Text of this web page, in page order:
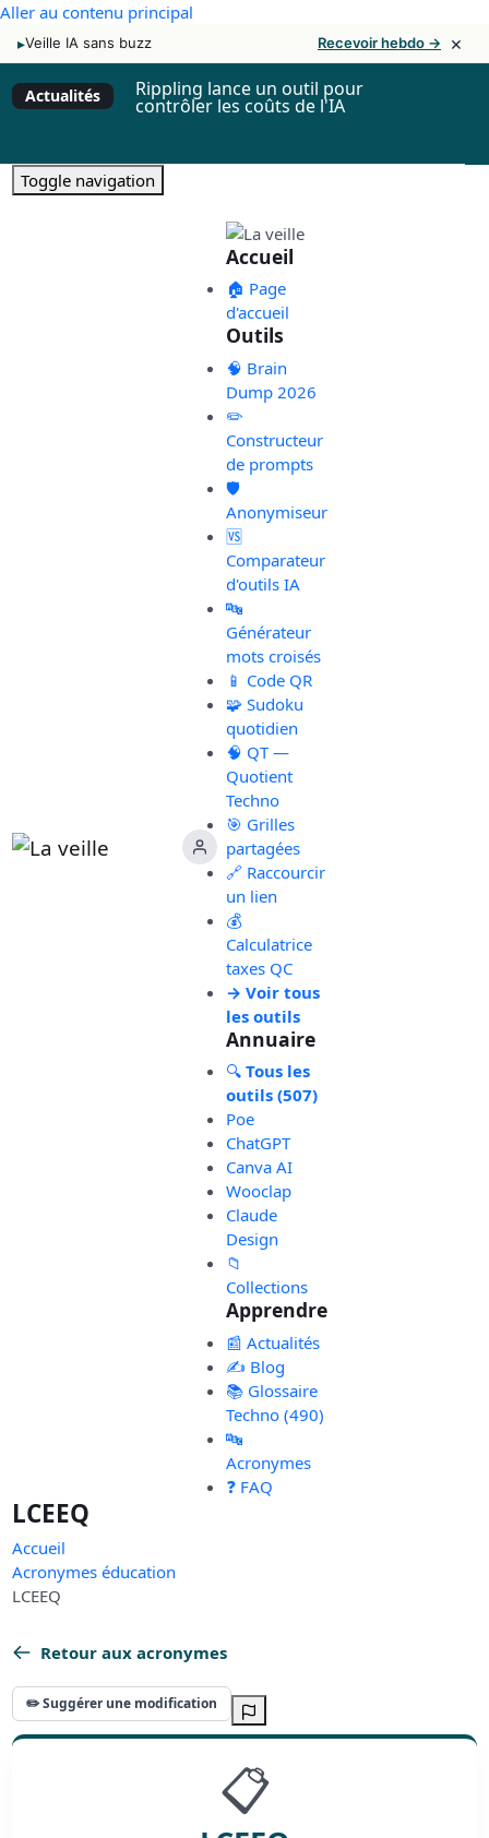
Aller au contenu principal
▸Veille IA sans buzz Recevoir hebdo → ×
Actualités Rippling lance un outil pour
contrôler les coûts de l'IA
Toggle navigation
Accueil
🏠 Page
d'accueil
Outils
🧠 Brain
Dump 2026
✏️
Constructeur
de prompts
🛡️
Anonymiseur
🆚
Comparateur
d'outils IA
🔤
Générateur
mots croisés
📱 Code QR
🧩 Sudoku
quotidien
🧠 QT —
Quotient
Techno
🎯 Grilles
partagées
🔗 Raccourcir
un lien
💰
Calculatrice
taxes QC
→ Voir tous
les outils
Annuaire
🔍 Tous les
outils (507)
Poe
ChatGPT
Canva AI
Wooclap
Claude
Design
📁
Collections
Apprendre
📰 Actualités
✍️ Blog
📚 Glossaire
Techno (490)
🔤
Acronymes
❓ FAQ
LCEEQ
Accueil
Acronymes éducation
LCEEQ
Retour aux acronymes
✏️ Suggérer une modification
📋